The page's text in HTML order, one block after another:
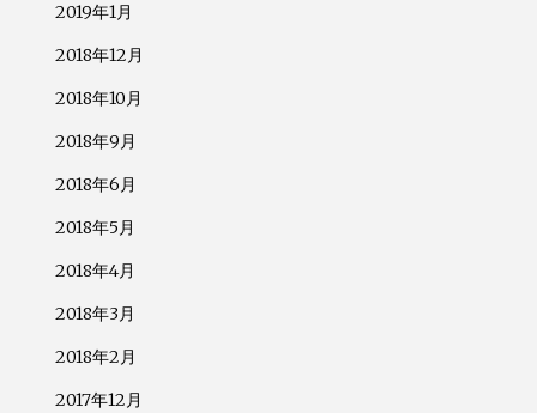
2019年1月
2018年12月
2018年10月
2018年9月
2018年6月
2018年5月
2018年4月
2018年3月
2018年2月
2017年12月